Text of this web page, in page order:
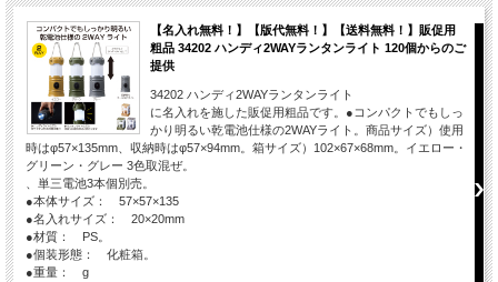
【名入れ無料！】【版代無料！】【送料無料！】販促用
粗品 34202 ハンディ2WAYランタンライト 120個からのご
提供
34202 ハンディ2WAYランタンライト
に名入れを施した販促用粗品です。●コンパクトでもしっ
かり明るい乾電池仕様の2WAYライト。商品サイズ）使用
時はφ57×135mm、収納時はφ57×94mm。箱サイズ）102×67×68mm。イエロー・
グリーン・グレー 3色取混ぜ。
、単三電池3本個別売。
●本体サイズ： 57×57×135
●名入れサイズ： 20×20mm
●材質： PS。
●個装形態： 化粧箱。
●重量： g